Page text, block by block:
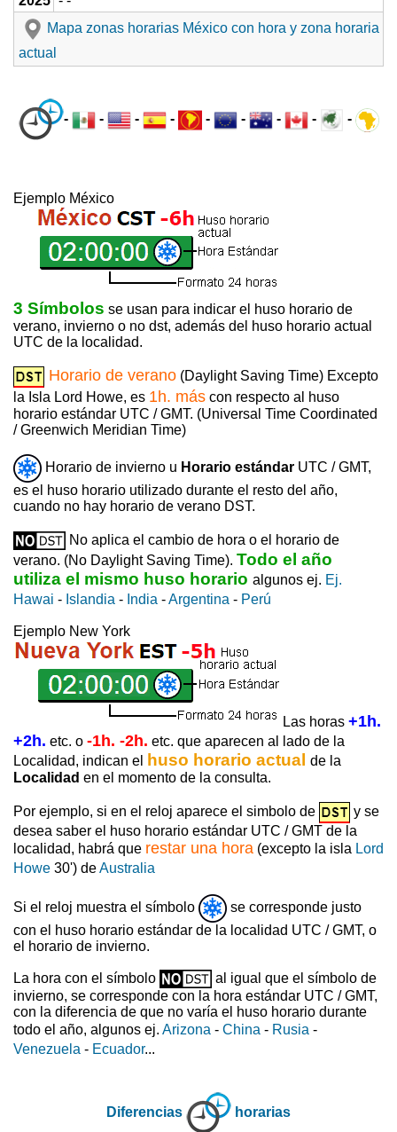
Mapa zonas horarias México con hora y zona horaria
actual
- - - - - - - - -
Ejemplo México
3 Símbolos se usan para indicar el huso horario de
verano, invierno o no dst, además del huso horario actual
UTC de la localidad.
Horario de verano (Daylight Saving Time) Excepto
la Isla Lord Howe, es 1h. más con respecto al huso
horario estándar UTC / GMT. (Universal Time Coordinated
/ Greenwich Meridian Time)
Horario de invierno u Horario estándar UTC / GMT,
es el huso horario utilizado durante el resto del año,
cuando no hay horario de verano DST.
No aplica el cambio de hora o el horario de
verano. (No Daylight Saving Time). Todo el año
utiliza el mismo huso horario algunos ej. Ej.
Hawai - Islandia - India -Argentina - Perú
Ejemplo New York
Las horas +1h.
+2h. etc. o -1h. -2h. etc. que aparecen al lado de la
Localidad, indican el
huso horario actual de la
Localidad en el momento de la consulta.
Por ejemplo, si en el reloj aparece el simbolo de
y se
desea saber el huso horario estándar UTC / GMT de la
localidad, habrá que restar una hora (excepto la isla Lord
Howe 30') deAustralia
Si el reloj muestra el símbolo
se corresponde justo
con el huso horario estándar de la localidad UTC / GMT, o
el horario de invierno.
La hora con el símbolo
al igual que el símbolo de
invierno, se corresponde con la hora estándar UTC / GMT,
con la diferencia de que no varía el huso horario durante
todo el año, algunos ej. Arizona - China - Rusia -
Venezuela - Ecuador...
Diferencias horarias